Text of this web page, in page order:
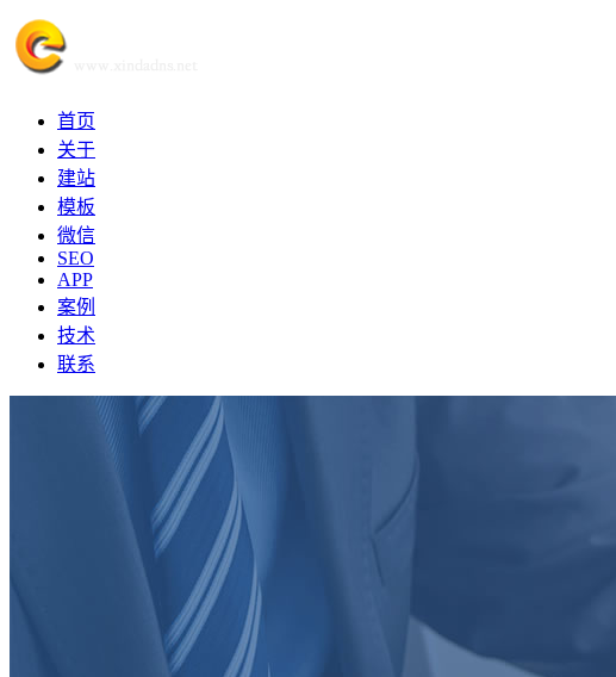
首页
关于
建站
模板
微信
SEO
APP
案例
技术
联系